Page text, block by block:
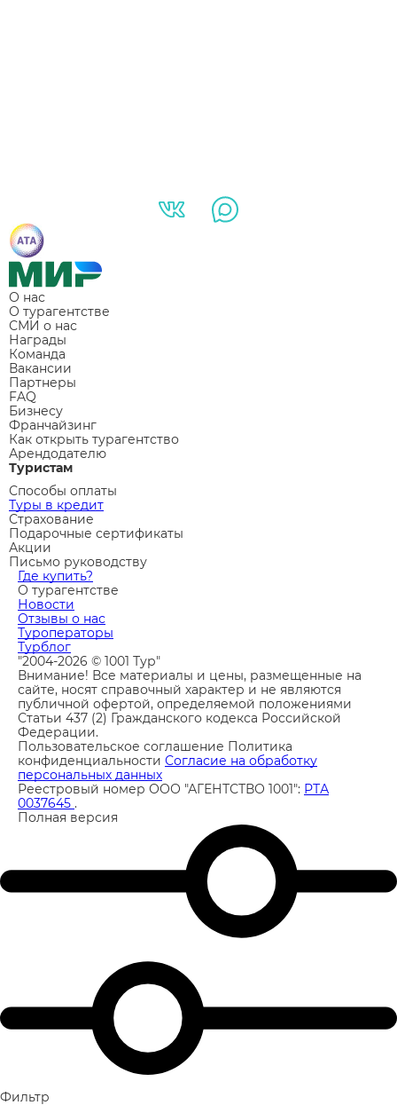
О нас
О турагентстве
СМИ о нас
Награды
Команда
Вакансии
Партнеры
FAQ
Бизнесу
Франчайзинг
Как открыть турагентство
Арендодателю
Туристам
Способы оплаты
Туры в кредит
Страхование
Подарочные сертификаты
Акции
Письмо руководству
Где купить?
О турагентстве
Новости
Отзывы о нас
Туроператоры
Турблог
"2004-2026 © 1001 Тур"
Внимание! Все материалы и цены, размещенные на
сайте, носят справочный характер и не являются
публичной офертой, определяемой положениями
Статьи 437 (2) Гражданского кодекса Российской
Федерации.
Пользовательское соглашение Политика
конфиденциальности Согласие на обработку
персональных данных
Реестровый номер ООО "АГЕНТСТВО 1001": РТА
0037645 .
Полная версия
Фильтр